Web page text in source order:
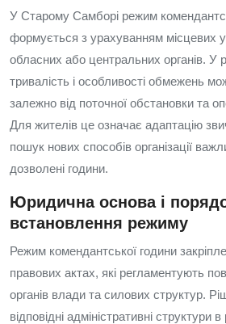
У Старому Самборі режим
формується з урахуванням місцевих
обласних або центральних органів. У
тривалість і особливості обмежень
залежно від поточної обстановки та
Для жителів це означає адаптацію
пошук нових способів організації
дозволені години.
Юридична основа і
встановлення режиму
Режим комендантської години
правових актах, які регламентують
органів влади та силових структур.
відповідні адміністративні структури